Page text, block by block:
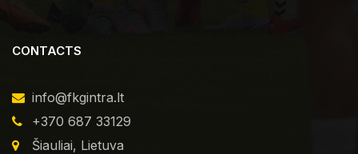
CONTACTS
info@fkgintra.lt
+370 687 33129
Šiauliai, Lietuva